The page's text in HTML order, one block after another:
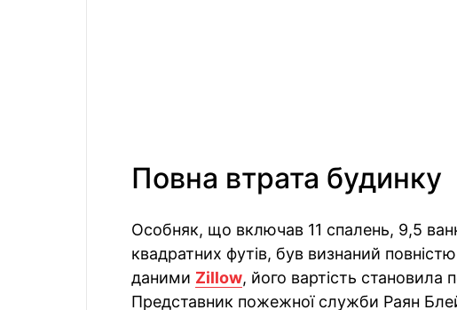
Повна втрата будинку
Особняк, що включав 11 спалень, 9,5
квадратних футів, був визнаний
даними Zillow, його вартість становила
Представник пожежної служби Раян